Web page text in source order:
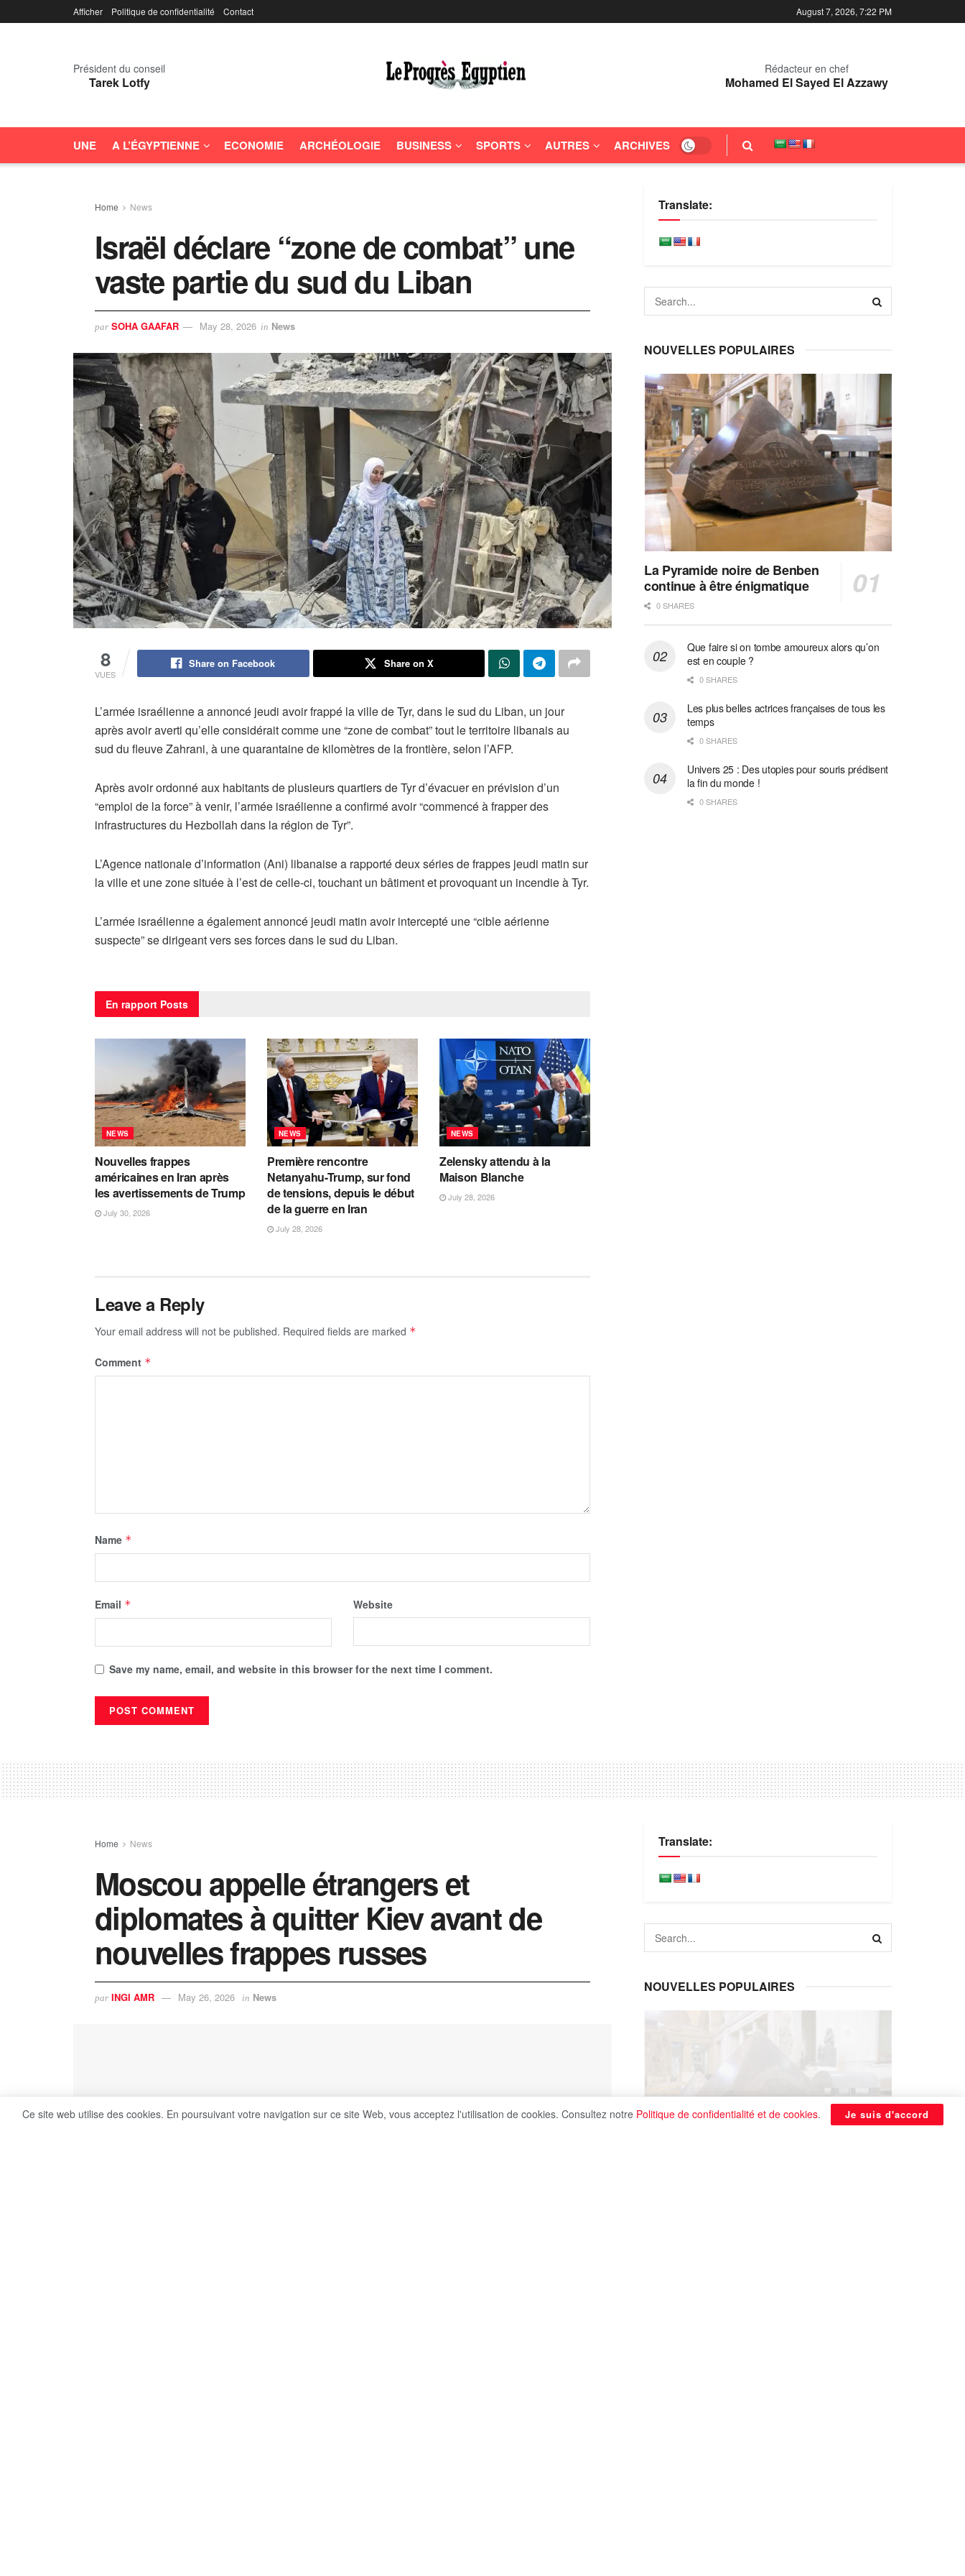
Afficher Politique de confidentialité Contact August 7, 2026, 7:22 PM
Président du conseil
Tarek Lotfy
Rédacteur en chef
Mohamed El Sayed El Azzawy
UNE A L’ÉGYPTIENNE ECONOMIE ARCHÉOLOGIE BUSINESS SPORTS AUTRES ARCHIVES
Home News
Israël déclare “zone de combat” une
vaste partie du sud du Liban
par SOHA GAAFAR May 28, 2026 in News
8
VUES
Share on Facebook Share on X
L’armée israélienne a annoncé jeudi avoir frappé la ville de Tyr, dans le sud du Liban, un jour
après avoir averti qu’elle considérait comme une “zone de combat” tout le territoire libanais au
sud du fleuve Zahrani, à une quarantaine de kilomètres de la frontière, selon l’AFP.
Après avoir ordonné aux habitants de plusieurs quartiers de Tyr d’évacuer en prévision d’un
“emploi de la force” à venir, l’armée israélienne a confirmé avoir “commencé à frapper des
infrastructures du Hezbollah dans la région de Tyr”.
L’Agence nationale d’information (Ani) libanaise a rapporté deux séries de frappes jeudi matin sur
la ville et une zone située à l’est de celle-ci, touchant un bâtiment et provoquant un incendie à Tyr.
L’armée israélienne a également annoncé jeudi matin avoir intercepté une “cible aérienne
suspecte” se dirigeant vers ses forces dans le sud du Liban.
En rapport Posts
NEWS
Nouvelles frappes
américaines en Iran après
les avertissements de Trump
July 30, 2026
NEWS
Première rencontre
Netanyahu-Trump, sur fond
de tensions, depuis le début
de la guerre en Iran
July 28, 2026
NEWS
Zelensky attendu à la
Maison Blanche
July 28, 2026
Leave a Reply
Your email address will not be published. Required fields are marked *
Comment *
Name *
Email * Website
Save my name, email, and website in this browser for the next time I comment.
Translate:
NOUVELLES POPULAIRES
La Pyramide noire de Benben
continue à être énigmatique
0 SHARES
Que faire si on tombe amoureux alors qu’on
est en couple ?
0 SHARES
Les plus belles actrices françaises de tous les
temps
0 SHARES
Univers 25 : Des utopies pour souris prédisent
la fin du monde !
0 SHARES
Home News
Moscou appelle étrangers et
diplomates à quitter Kiev avant de
nouvelles frappes russes
par INGI AMR May 26, 2026 in News
Translate:
NOUVELLES POPULAIRES
Ce site web utilise des cookies. En poursuivant votre navigation sur ce site Web, vous acceptez l'utilisation de cookies. Consultez notre Politique de confidentialité et de cookies. Je suis d'accord